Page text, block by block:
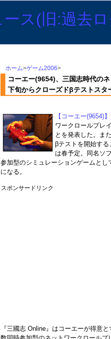
ホーム>ゲーム2006>
コーエー(9654)、三国志時代の
下旬からクローズドβテストスタ
【コーエー(9654)】
ワークロールプレ
とを発表した。ま
βテストを開始す
は春予定。同名ソ
参加型のシミュレーションゲームと
になる。
スポンサードリンク
『三國志 Online』はコーエーが得意